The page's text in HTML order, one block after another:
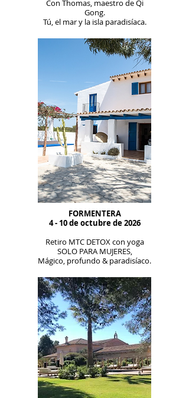
Con Thomas, maestro de Qi
Gong.
Tú, el mar y la isla paradisíaca.
FORMENTERA
4 - 10 de octubre de 2026
Retiro MTC DETOX con yoga
SOLO PARA MUJERES,
Mágico, profundo & paradisíaco.